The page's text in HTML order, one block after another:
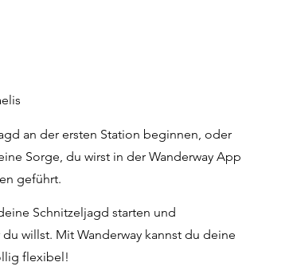
an der ersten Station beginnen, oder
Sorge, du wirst in der Wanderway App
geführt.
Schnitzeljagd starten und
willst. Mit Wanderway kannst du deine
flexibel!